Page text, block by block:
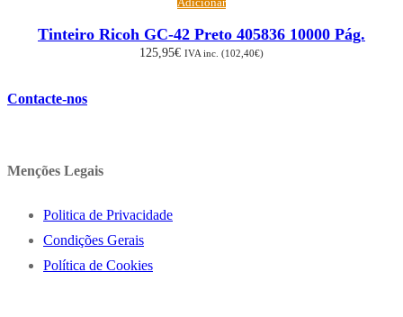
Adicionar
Tinteiro Ricoh GC-42 Preto 405836 10000 Pág.
125,95€ IVA inc. (102,40€)
Contacte-nos
Menções Legais
Politica de Privacidade
Condições Gerais
Política de Cookies